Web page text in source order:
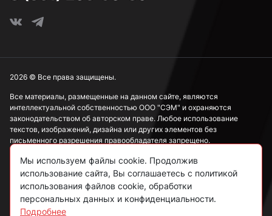
Все материалы, размещенные на данном сайте, являются
интеллектуальной собственностью ООО "СЭМ" и охраняются
законодательством об авторском праве. Любое использование
текстов, изображений, дизайна или других элементов без
письменного разрешения правообладателя запрещено.
Информация, представленная на сайте, носит исключительно
ознакомительный характер и не может рассматриваться как
публичная оферта в соответствии со ст. 437 ГК РФ.
Политика конфиденциальности
2026 © Все права защищены.
Мы используем файлы cookie. Продолжив
использование сайта, Вы соглашаетесь с политикой
использования файлов cookie, обработки
персональных данных и конфиденциальности.
Подробнее